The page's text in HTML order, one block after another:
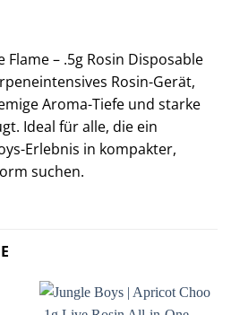
Flame – .5g Rosin Disposable
Rosin-Gerät,
Aroma-Tiefe und starke
Ideal für alle, die ein
Erlebnis in kompakter,
suchen.